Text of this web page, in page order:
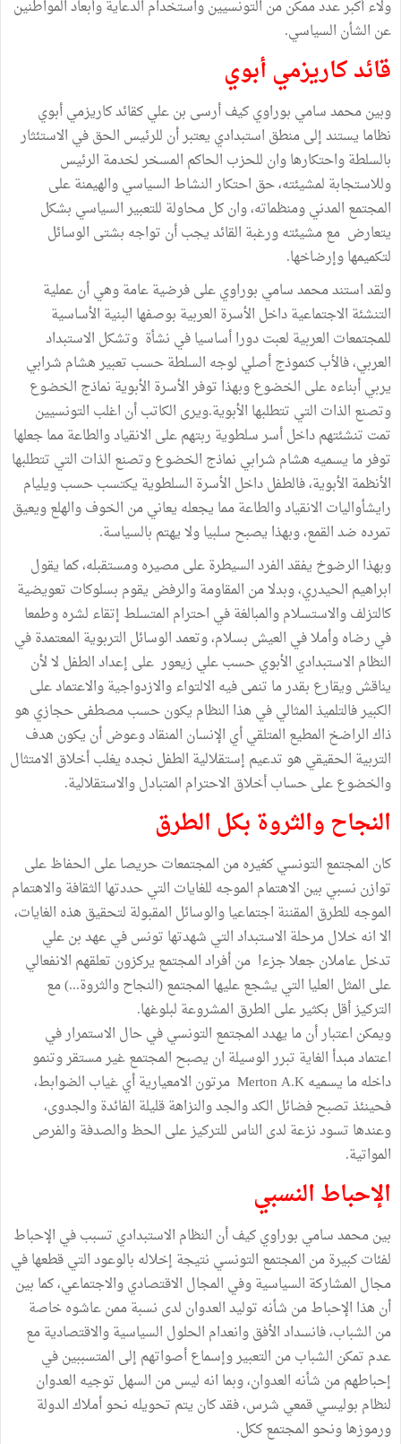
ولاء أكبر عدد ممكن من التونسيين واستخدام الدعاية وأبعاد المواطنين
عن الشأن السياسي.
قائد كاريزمي أبوي
وبين محمد سامي بوراوي كيف أرسى بن علي كقائد كاريزمي أبوي
نظاما يستند إلى منطق استبدادي يعتبر أن للرئيس الحق في الاستئثار
بالسلطة واحتكارها وان للحزب الحاكم المسخر لخدمة الرئيس
وللاستجابة لمشيئته، حق احتكار النشاط السياسي والهيمنة على
المجتمع المدني ومنظماته، وان كل محاولة للتعبير السياسي بشكل
يتعارض مع مشيئته ورغبة القائد يجب أن تواجه بشتى الوسائل
لتكميمها وإرضاخها.
ولقد استند محمد سامي بوراوي على فرضية عامة وهي أن عملية
التنشئة الاجتماعية داخل الأسرة العربية بوصفها البنية الأساسية
للمجتمعات العربية لعبت دورا أساسيا في نشأة وتشكل الاستبداد
العربي، فالأب كنموذج أصلي لوجه السلطة حسب تعبير هشام شرابي
يربي أبناءه على الخضوع وبهذا توفر الأسرة الأبوية نماذج الخضوع
وتصنع الذات التي تتطلبها الأبوية.ويرى الكاتب أن اغلب التونسيين
تمت تنشئتهم داخل أسر سلطوية ربتهم على الانقياد والطاعة مما جعلها
توفر ما يسميه هشام شرابي نماذج الخضوع وتصنع الذات التي تتطلبها
الأنظمة الأبوية، فالطفل داخل الأسرة السلطوية يكتسب حسب ويليام
رايشأواليات الانقياد والطاعة مما يجعله يعاني من الخوف والهلع ويعيق
تمرده ضد القمع، وبهذا يصبح سلبيا ولا يهتم بالسياسة.
وبهذا الرضوخ يفقد الفرد السيطرة على مصيره ومستقبله، كما يقول
ابراهيم الحيدري، وبدلا من المقاومة والرفض يقوم بسلوكات تعويضية
كالتزلف والاستسلام والمبالغة في احترام المتسلط إتقاء لشره وطمعا
في رضاه وأملا في العيش بسلام، وتعمد الوسائل التربوية المعتمدة في
النظام الاستبدادي الأبوي حسب علي زيعور على إعداد الطفل لا لأن
يناقش ويقارع بقدر ما تنمى فيه الالتواء والازدواجية والاعتماد على
الكبير فالتلميذ المثالي في هذا النظام يكون حسب مصطفى حجازي هو
ذاك الراضخ المطيع المتلقي أي الإنسان المنقاد وعوض أن يكون هدف
التربية الحقيقي هو تدعيم إستقلالية الطفل نجده يغلب أخلاق الامتثال
والخضوع على حساب أخلاق الاحترام المتبادل والاستقلالية.
النجاح والثروة بكل الطرق
كان المجتمع التونسي كغيره من المجتمعات حريصا على الحفاظ على
توازن نسبي بين الاهتمام الموجه للغايات التي حددتها الثقافة والاهتمام
الموجه للطرق المقننة اجتماعيا والوسائل المقبولة لتحقيق هذه الغايات،
الا انه خلال مرحلة الاستبداد التي شهدتها تونس في عهد بن علي
تدخل عاملان جعلا جزءا من أفراد المجتمع يركزون تعلقهم الانفعالي
على المثل العليا التي يشجع عليها المجتمع (النجاح والثروة...) مع
التركيز أقل بكثير على الطرق المشروعة لبلوغها.
ويمكن اعتبار أن ما يهدد المجتمع التونسي في حال الاستمرار في
اعتماد مبدأ الغاية تبرر الوسيلة ان يصبح المجتمع غير مستقر وتنمو
داخله ما يسميه Merton A.K مرتون الامعيارية أي غياب الضوابط،
فحينئذ تصبح فضائل الكد والجد والنزاهة قليلة الفائدة والجدوى،
وعندها تسود نزعة لدى الناس للتركيز على الحظ والصدفة والفرص
المواتية.
الإحباط النسبي
بين محمد سامي بوراوي كيف أن النظام الاستبدادي تسبب في الإحباط
لفئات كبيرة من المجتمع التونسي نتيجة إخلاله بالوعود التي قطعها في
مجال المشاركة السياسية وفي المجال الاقتصادي والاجتماعي، كما بين
أن هذا الإحباط من شأنه توليد العدوان لدى نسبة ممن عاشوه خاصة
من الشباب، فانسداد الأفق وانعدام الحلول السياسية والاقتصادية مع
عدم تمكن الشباب من التعبير وإسماع أصواتهم إلى المتسببين في
إحباطهم من شأنه العدوان، وبما انه ليس من السهل توجيه العدوان
لنظام بوليسي قمعي شرس، فقد كان يتم تحويله نحو أملاك الدولة
ورموزها ونحو المجتمع ككل.